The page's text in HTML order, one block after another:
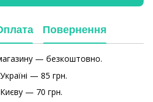
Повернення
— безкоштовно.
— 85 грн.
— 70 грн.